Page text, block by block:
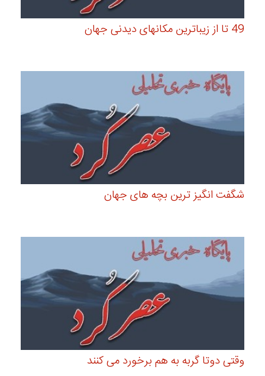
49 تا از زیباترین مکانهای دیدنی جهان
شگفت انگیز ترین بچه های جهان
وقتی دوتا گربه به هم برخورد می کنند